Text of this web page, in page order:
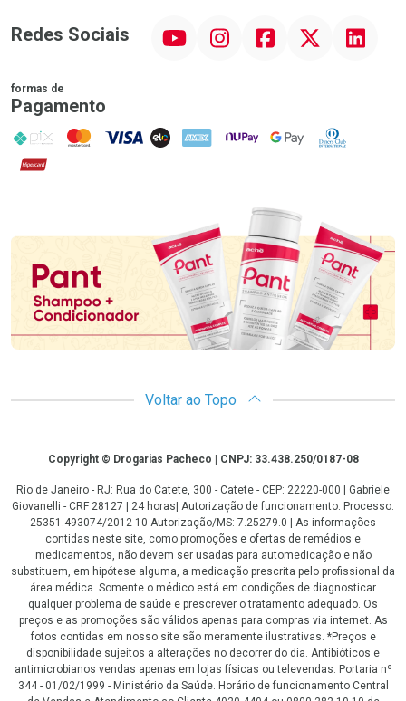
Redes Sociais InstagramFacebookTwitter Linkedin
formas de
Pagamento
PIX MasterCard
VISA ELO AMEX NuPay Google PayDiners Club
Hipercard
Promoção em Destaque
Voltar ao Topo
CopyrightCopyright © Drogarias Pacheco | CNPJ: 33.438.250/0187-08
Rio de Janeiro - RJ: Rua do Catete, 300 - Catete - CEP: 22220-000 | Gabriele
Giovanelli - CRF 28127 | 24 horas| Autorização de funcionamento: Processo:
25351.493074/2012-10 Autorização/MS: 7.25279.0 | As informações
contidas neste site, como promoções e ofertas de remédios e
medicamentos, não devem ser usadas para automedicação e não
substituem, em hipótese alguma, a medicação prescrita pelo profissional da
área médica. Somente o médico está em condições de diagnosticar
qualquer problema de saúde e prescrever o tratamento adequado. Os
preços e as promoções são válidos apenas para compras via internet. As
fotos contidas em nosso site são meramente ilustrativas. *Preços e
disponibilidade sujeitos a alterações no decorrer do dia. Antibióticos e
antimicrobianos vendas apenas em lojas físicas ou televendas. Portaria nº
344 - 01/02/1999 - Ministério da Saúde. Horário de funcionamento Central